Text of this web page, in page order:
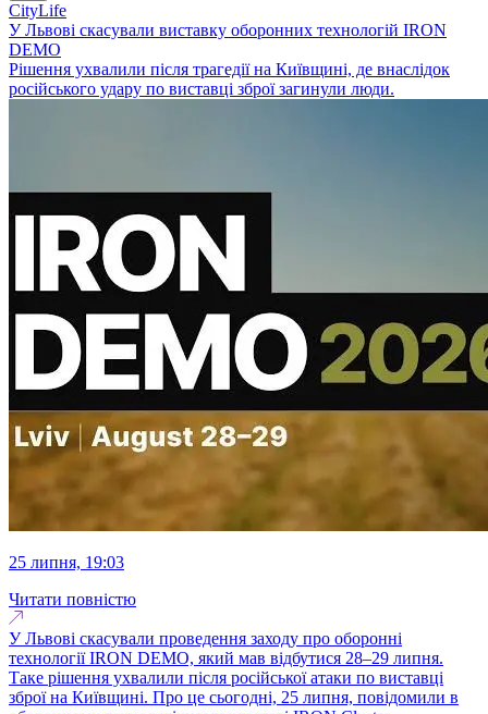
CityLife
У Львові скасували виставку оборонних технологій IRON
DEMO
Рішення ухвалили після трагедії на Київщині, де внаслідок
російського удару по виставці зброї загинули люди.
25 липня, 19:03
Читати повністю
У Львові скасували проведення заходу про оборонні
технології IRON DEMO, який мав відбутися 28–29 липня.
Таке рішення ухвалили після російської атаки по виставці
зброї на Київщині. Про це сьогодні, 25 липня, повідомили в